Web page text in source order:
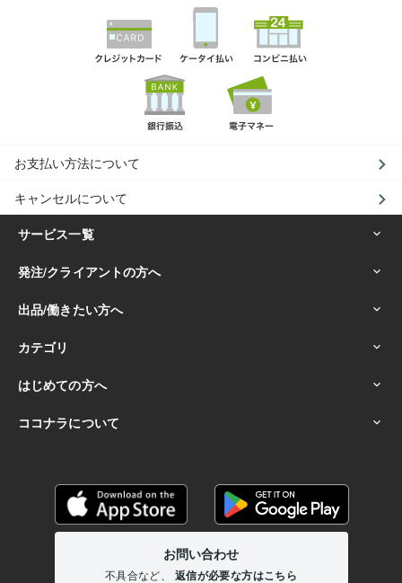
お支払い方法について
キャンセルについて